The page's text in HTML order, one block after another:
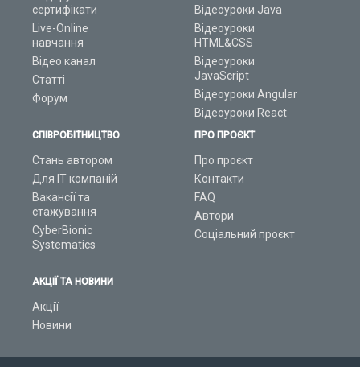
сертифікати
Live-Online
навчання
Відео канал
Статті
Форум
Відеоуроки Java
Відеоуроки
HTML&CSS
Відеоуроки
JavaScript
Відеоуроки Angular
Відеоуроки React
СПІВРОБІТНИЦТВО
Стань автором
Для ІТ компаній
Вакансії та
стажування
CyberBionic
Systematics
АКЦІЇ ТА НОВИНИ
Акції
Новини
ПРО ПРОЄКТ
Про проєкт
Контакти
FAQ
Автори
Соціальний проєкт